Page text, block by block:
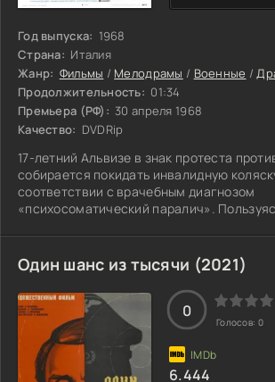
Год выпуска: 1968
Страна: Италия
Жанр: Фильмы / Мелодрамы / Военные /
Продолжительность: 01:34
Премьера (РФ): 30 апреля 1968
Качество: DVDRip
17-летний Альвизе в знак протеста
собирается покидать инвалидную
соответствии с врачебным диагнозом
«психосоматический паралич».
человеком, который, кажется, способен
жестокой тирании молодого человека,
тетя Лея. Альвизе пытается завоевать его
благосклонность. Но игры Леи и его
становятся все извращеннее и
становятся
Один шанс из тысячи (2021)
0
Голосов: 0
6.444